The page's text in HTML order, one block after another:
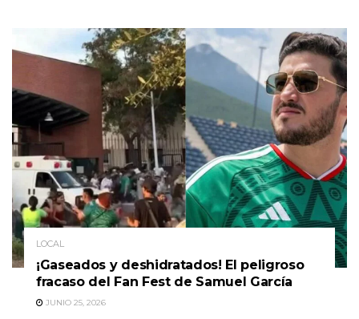
LOCAL
¡Gaseados y deshidratados! El peligroso
fracaso del Fan Fest de Samuel García
JUNIO 25, 2026